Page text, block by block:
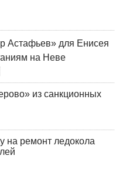
Астафьев» для Енисея
на Неве
из санкционных
на ремонт ледокола